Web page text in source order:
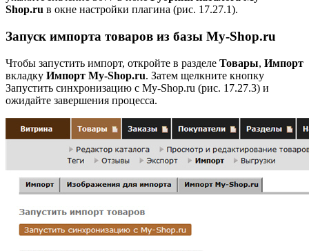
Shop.ru в окне настройки плагина (рис. 17.27.1).
Запуск импорта товаров из базы My-Shop.ru
Чтобы запустить импорт, откройте в разделе Товары, Импорт
вкладку Импорт My-Shop.ru. Затем щелкните кнопку
Запустить синхронизацию с My-Shop.ru (рис. 17.27.3) и
ожидайте завершения процесса.